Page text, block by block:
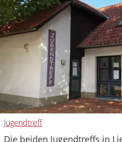
Jugendtreff
Die beiden Jugendtreffs in